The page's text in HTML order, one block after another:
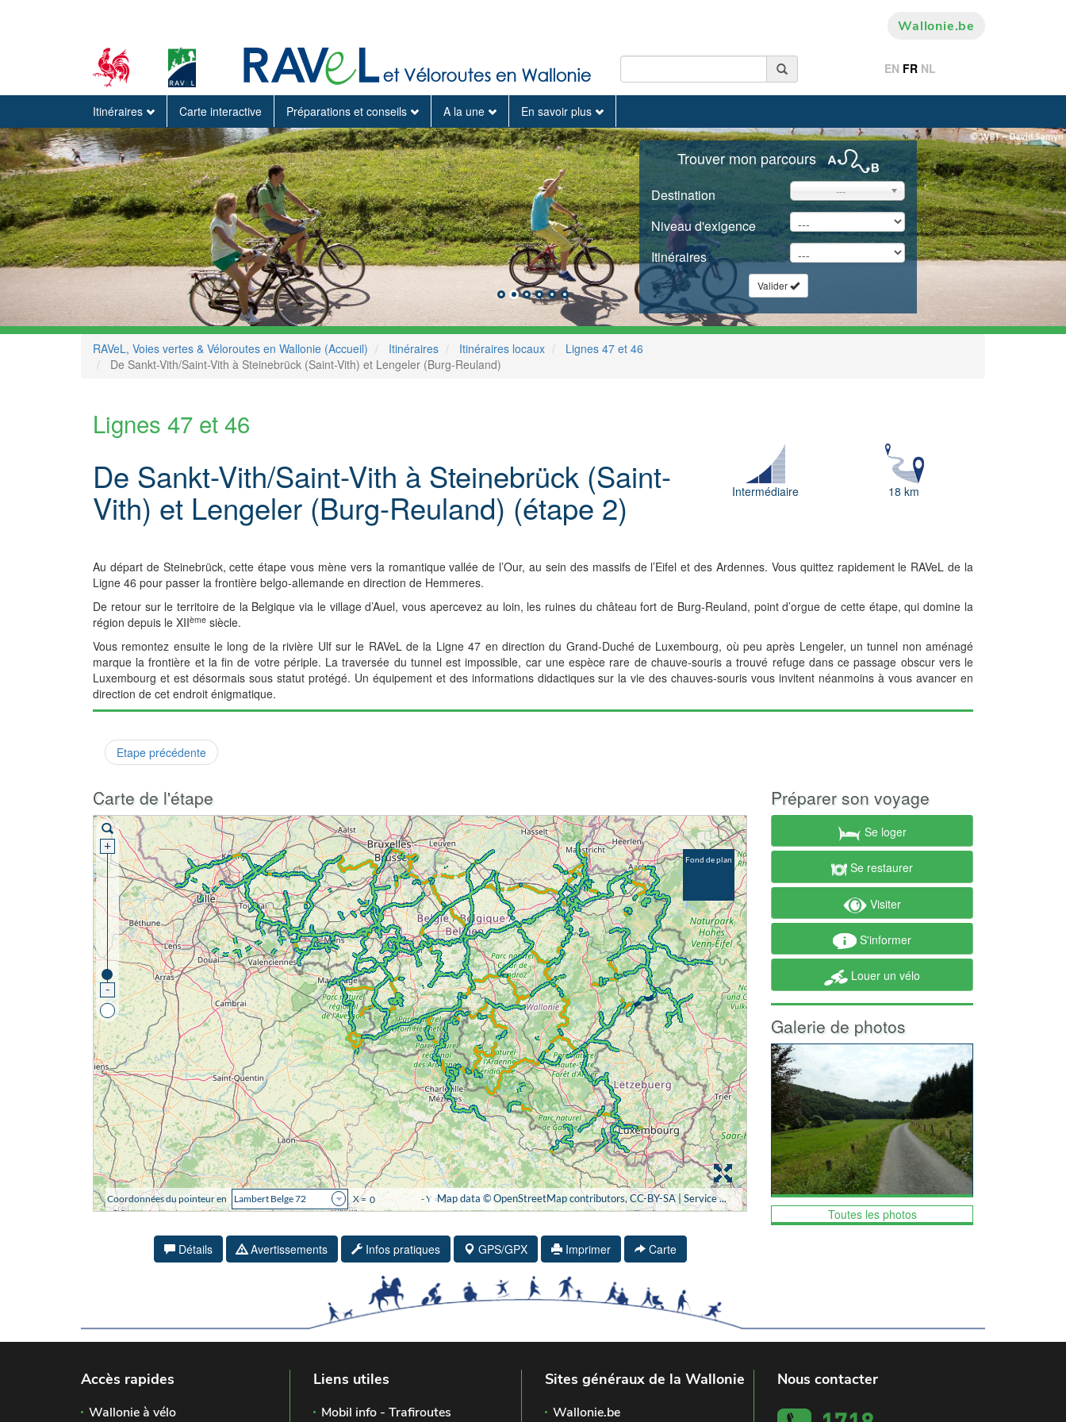
Wallonie.be
EN FR NL
Itinéraires Carte interactive Préparations et conseils A la une En savoir plus
Trouver mon parcours
Destination ---
Niveau d'exigence
Itinéraires
Valider
RAVeL, Voies vertes & Véloroutes en Wallonie (Accueil) Itinéraires Itinéraires locaux
Lignes 47 et 46
De Sankt-Vith/Saint-Vith à Steinebrück (Saint-Vith) et Lengeler (Burg-Reuland)
Lignes 47 et 46
De Sankt-Vith/Saint-Vith à Steinebrück (Saint-
Vith) et Lengeler (Burg-Reuland) (étape 2) Intermédiaire 18 km
Au départ de Steinebrück, cette étape vous mène vers la romantique vallée de l’Our, au sein des massifs de l’Eifel et des Ardennes. Vous quittez rapidement le RAVeL de la
Ligne 46 pour passer la frontière belgo-allemande en direction de Hemmeres.
De retour sur le territoire de la Belgique via le village d’Auel, vous apercevez au loin, les ruines du château fort de Burg-Reuland, point d’orgue de cette étape, qui domine la
région depuis le XIIème siècle.
Vous remontez ensuite le long de la rivière Ulf sur le RAVeL de la Ligne 47 en direction du Grand-Duché de Luxembourg, où peu après Lengeler, un tunnel non aménagé
marque la frontière et la fin de votre périple. La traversée du tunnel est impossible, car une espèce rare de chauve-souris a trouvé refuge dans ce passage obscur vers le
Luxembourg et est désormais sous statut protégé. Un équipement et des informations didactiques sur la vie des chauves-souris vous invitent néanmoins à vous avancer en
direction de cet endroit énigmatique.
Etape précédente
Carte de l'étape
Détails Avertissements Infos pratiques GPS/GPX Imprimer Carte
Préparer son voyage
Se loger
Se restaurer
Visiter
S'informer
Louer un vélo
Galerie de photos
Toutes les photos
Accès rapides
Wallonie à vélo
Liens utiles
Mobil info - Trafiroutes
Sites généraux de la Wallonie
Wallonie.be
Nous contacter